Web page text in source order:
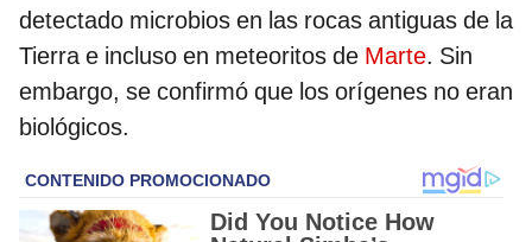
detectado microbios en las rocas antiguas de la
Tierra e incluso en meteoritos de Marte. Sin
embargo, se confirmó que los orígenes no eran
biológicos.